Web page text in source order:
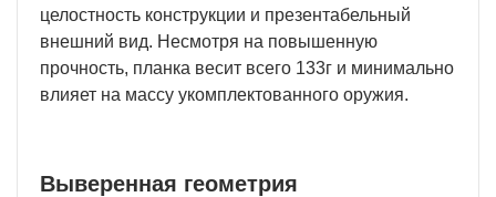
целостность конструкции и презентабельный
внешний вид. Несмотря на повышенную
прочность, планка весит всего 133г и минимально
влияет на массу укомплектованного оружия.
Выверенная геометрия